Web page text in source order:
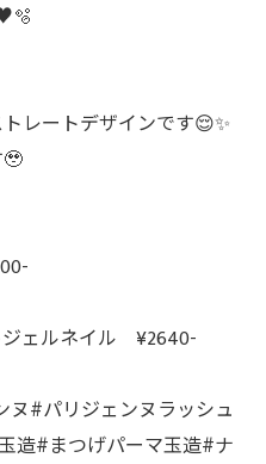
レートデザインです😌✨
ェルネイル ¥2640-
#パリジェンヌラッシュ
造#まつげパーマ玉造#ナ